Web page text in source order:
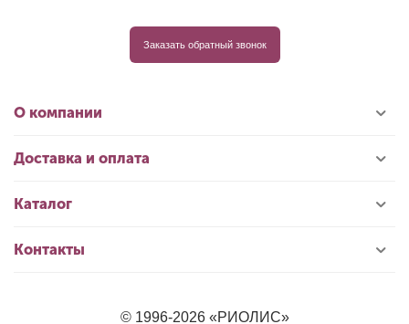
Заказать обратный звонок
О компании
Доставка и оплата
Каталог
Контакты
© 1996-2026 «РИОЛИС»